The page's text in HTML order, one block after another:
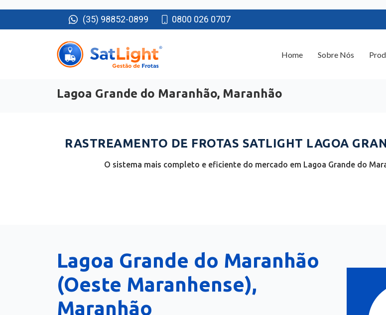
(35) 98852-0899 0800 026 0707
Lagoa Grande do Maranhão, Maranhão
RASTREAMENTO DE FROTAS SATLIGHT LAGOA
O sistema mais completo e eficiente do mercado em Lagoa Grande do
Lagoa Grande do Maranhão
(Oeste Maranhense),
Maranhão